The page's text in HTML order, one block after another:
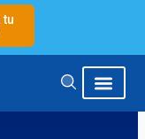
tu